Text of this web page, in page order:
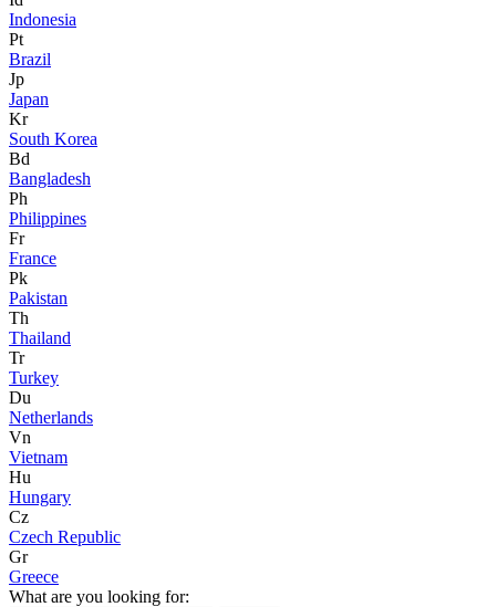
Indonesia
Pt
Brazil
Jp
Japan
Kr
South Korea
Bd
Bangladesh
Ph
Philippines
Fr
France
Pk
Pakistan
Th
Thailand
Tr
Turkey
Du
Netherlands
Vn
Vietnam
Hu
Hungary
Cz
Czech Republic
Gr
Greece
What are you looking for: